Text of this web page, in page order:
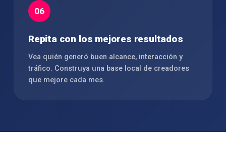
06
Repita con los mejores resultados
Vea quién generó buen alcance, interacción y
tráfico. Construya una base local de creadores
que mejore cada mes.